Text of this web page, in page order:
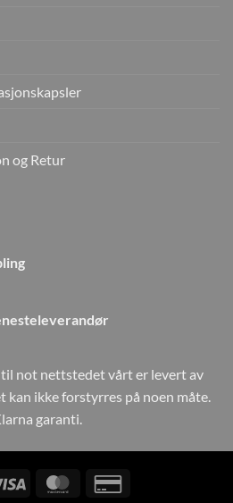
og Retur
not nettstedet vårt er levert av
kan ikke forstyrres på noen måte.
garanti.
Visa MasterCard